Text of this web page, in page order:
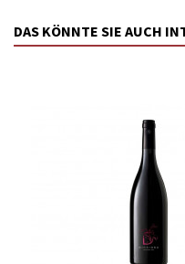
DAS KÖNNTE SIE AUCH